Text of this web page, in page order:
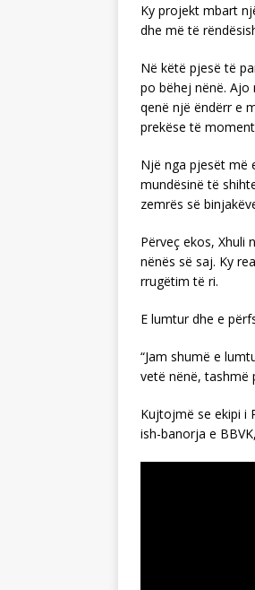
Ky projekt mbart
dhe më të
Në këtë pjesë të
po bëhej nënë. Ajo
qenë një ëndërr e
prekëse të
Një nga pjesët më
mundësinë të
zemrës së
Përveç ekos, Xhuli
nënës së saj. Ky
rrugëtim të ri.
E lumtur dhe e
“Jam shumë e
vetë nënë, tashmë
Kujtojmë se ekipi i
ish-banorja e